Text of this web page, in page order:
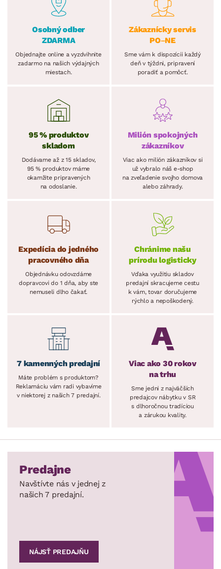
Osobný odber
ZDARMA
Objednajte online a vyzdvihnite
zadarmo na našich výdajných
miestach.
Zákaznícky servis
PO–NE
Sme vám k dispozícii každý
deň v týždni, pripravení
poradiť a pomôcť.
95 % produktov
skladom
Dodávame až z 15 skladov,
95 % produktov máme
okamžite pripravených
na odoslanie.
Milión spokojných
zákazníkov
Viac ako milión zákazníkov si
už vybralo náš e-shop
na zveľadenie svojho domova
alebo záhrady.
Expedícia do jedného
pracovného dňa
Objednávku odovzdáme
dopravcovi do 1 dňa, aby ste
nemuseli dlho čakať.
Chránime našu
prírodu logisticky
Vďaka využitiu skladov
predajní skracujeme cestu
k vám, tovar doručujeme
rýchlo a nepoškodený.
7 kamenných predajní
Máte problém s produktom?
Reklamáciu vám radi vybavíme
v niektorej z našich 7 predajní.
Viac ako 30 rokov
na trhu
Sme jedni z najväčších
predajcov nábytku v SR
s dlhoročnou tradíciou
a zárukou kvality.
Predajne
Navštívte nás v jednej z
našich 7 predajní.
NÁJSŤ PREDAJŇU